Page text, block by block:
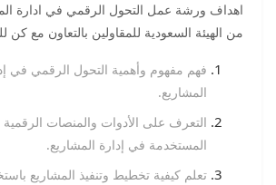
اهداف ورشة عمل التحول الرقمي في ادارة
من الهيئة السعودية للمقاولين بالتعاون مع كن
فهم مفهوم وأهمية التحول الرقمي في
المشاريع.
التعرف على الأدوات والمنصات الرقمية
المستخدمة في إدارة المشاريع.
تعلم كيفية تخطيط وتنفيذ المشاريع